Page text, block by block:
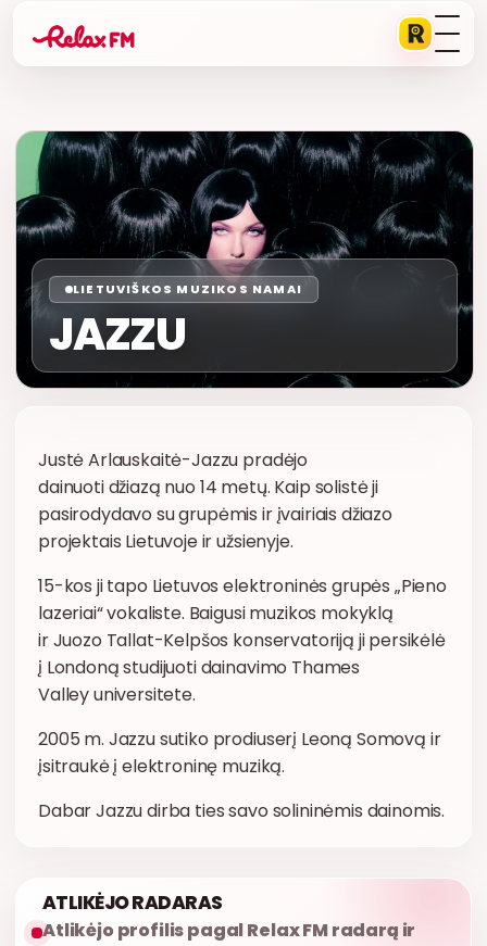
LIETUVIŠKOS MUZIKOS NAMAI
JAZZU
Justė Arlauskaitė-Jazzu pradėjo
dainuoti džiazą nuo 14 metų. Kaip solistė ji
pasirodydavo su grupėmis ir įvairiais džiazo
projektais Lietuvoje ir užsienyje.
15-kos ji tapo Lietuvos elektroninės grupės „Pieno
lazeriai“ vokaliste. Baigusi muzikos mokyklą
ir Juozo Tallat-Kelpšos konservatoriją ji persikėlė
į Londoną studijuoti dainavimo Thames
Valley universitete.
2005 m. Jazzu sutiko prodiuserį Leoną Somovą ir
įsitraukė į elektroninę muziką.
Dabar Jazzu dirba ties savo solininėmis dainomis.
ATLIKĖJO RADARAS
Atlikėjo profilis pagal Relax FM radarą ir